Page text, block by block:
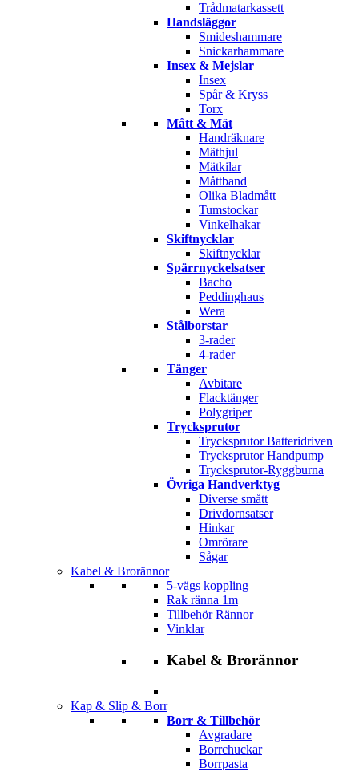
Trådmatarkassett
Handsläggor
Smideshammare
Snickarhammare
Insex & Mejslar
Insex
Spår & Kryss
Torx
Mått & Mät
Handräknare
Mäthjul
Mätkilar
Måttband
Olika Bladmått
Tumstockar
Vinkelhakar
Skiftnycklar
Skiftnycklar
Spärrnyckelsatser
Bacho
Peddinghaus
Wera
Stålborstar
3-rader
4-rader
Tänger
Avbitare
Flacktänger
Polygriper
Trycksprutor
Trycksprutor Batteridriven
Trycksprutor Handpump
Trycksprutor-Ryggburna
Övriga Handverktyg
Diverse smått
Drivdornsatser
Hinkar
Omrörare
Sågar
Kabel & Brorännor
5-vägs koppling
Rak ränna 1m
Tillbehör Rännor
Vinklar
Kabel & Brorännor
Kap & Slip & Borr
Borr & Tillbehör
Avgradare
Borrchuckar
Borrpasta